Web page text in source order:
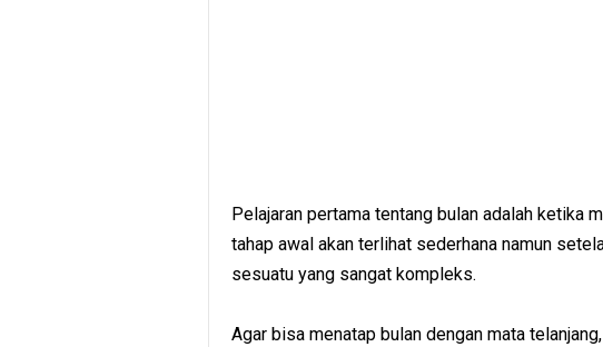
Pelajaran pertama tentang bulan adalah ketika
tahap awal akan terlihat sederhana namun
sesuatu yang sangat kompleks.
Agar bisa menatap bulan dengan mata